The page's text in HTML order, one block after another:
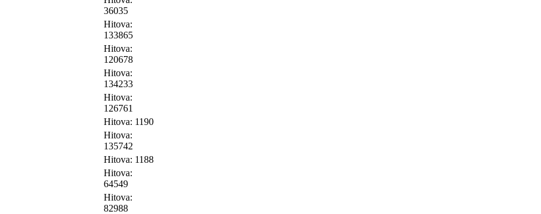
36035
Hitova:
133865
Hitova:
120678
Hitova:
134233
Hitova:
126761
Hitova: 1190
Hitova:
135742
Hitova: 1188
Hitova:
64549
Hitova:
82988